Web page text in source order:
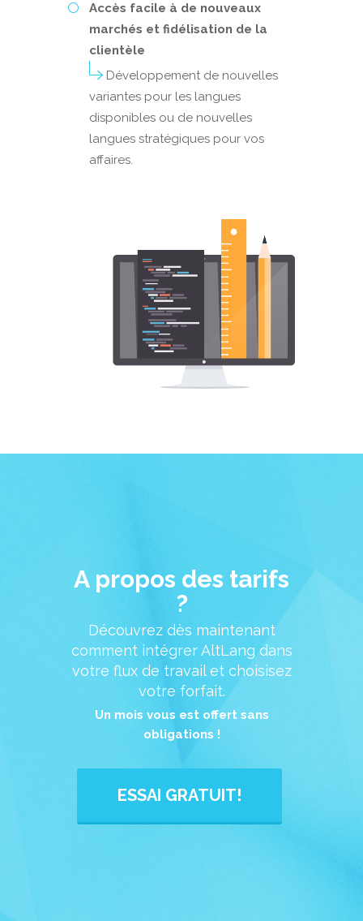
Accès facile à de nouveaux
marchés et fidélisation de la
clientèle
Développement de nouvelles
variantes pour les langues
disponibles ou de nouvelles
langues stratégiques pour vos
affaires.
A propos des tarifs
?
Découvrez dès maintenant
comment intégrer AltLang dans
votre flux de travail et choisisez
votre forfait.
Un mois vous est offert sans
obligations !
ESSAI GRATUIT!